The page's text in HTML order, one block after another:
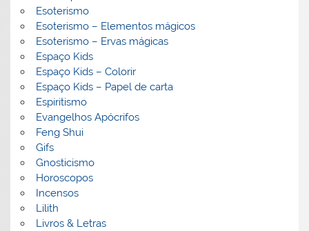
Esoterismo
Esoterismo – Elementos mágicos
Esoterismo – Ervas mágicas
Espaço Kids
Espaço Kids – Colorir
Espaço Kids – Papel de carta
Espiritismo
Evangelhos Apócrifos
Feng Shui
Gifs
Gnosticismo
Horoscopos
Incensos
Lilith
Livros & Letras